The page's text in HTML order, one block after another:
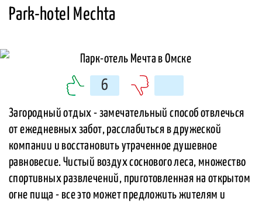
Park-hotel Mechta
6
Загородный отдых - замечательный способ отвлечься
от ежедневных забот, расслабиться в дружеской
компании и восстановить утраченное душевное
равновесие. Чистый воздух соснового леса, множество
спортивных развлечений, приготовленная на открытом
огне пища - все это может предложить жителям и